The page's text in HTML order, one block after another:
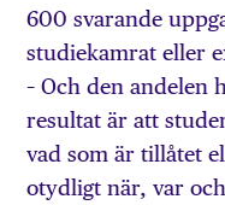
600 svarande
studiekamrat eller
– Och den andelen
resultat är att
vad som är tillåtet
otydligt när, var